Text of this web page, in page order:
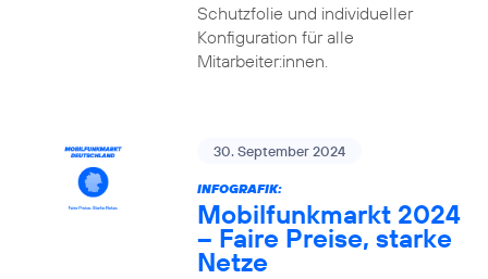
Schutzfolie und individueller
Konfiguration für alle
Mitarbeiter:innen.
30. September 2024
INFOGRAFIK:
Mobilfunkmarkt 2024
– Faire Preise, starke
Netze